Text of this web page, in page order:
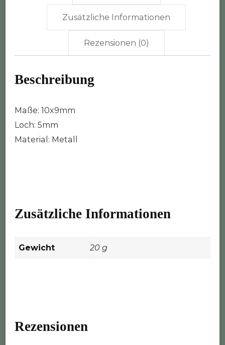
Zusätzliche Informationen
Rezensionen (0)
Beschreibung
Maße: 10x9mm
Loch: 5mm
Material: Metall
Zusätzliche Informationen
Gewicht 20 g
Rezensionen